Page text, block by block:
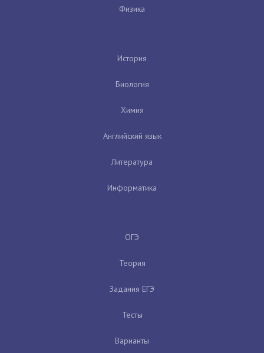
Физика
История
Биология
Химия
Английский язык
Литература
Информатика
ОГЭ
Теория
Задания ЕГЭ
Тесты
Варианты